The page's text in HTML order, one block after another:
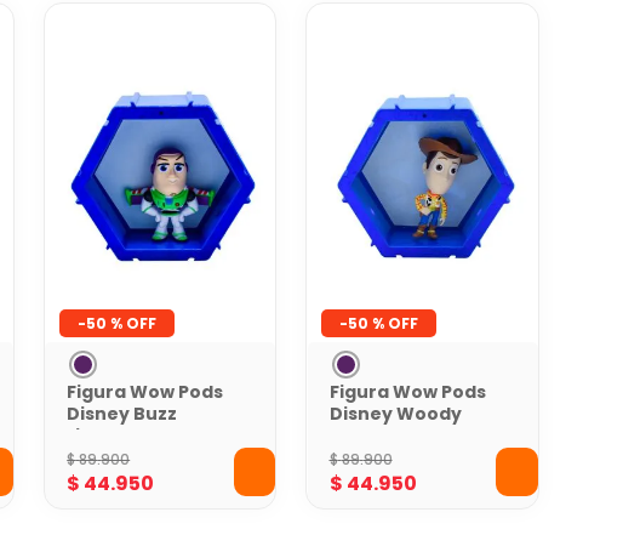
-50 %
Figura Wow Pods
Disney Buzz
Lightyear Toy
Story
$89.900
$ 44.950
-50 %
Figura Wow Pods
Disney Woody
$89.900
$ 44.950